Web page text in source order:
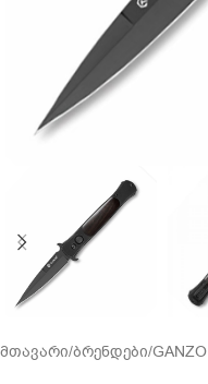
მთავარი/ბრენდები/GANZO